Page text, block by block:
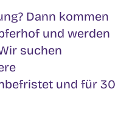
Dann kommen
und werden
suchen
und für 30